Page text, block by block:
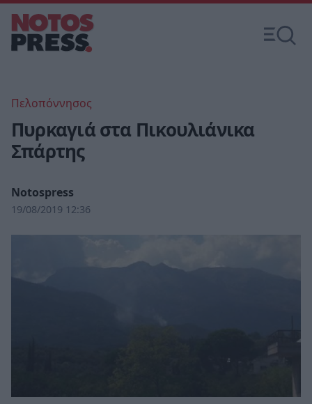
Πελοπόννησος
Πυρκαγιά στα Πικουλιάνικα
Σπάρτης
Notospress
19/08/2019 12:36